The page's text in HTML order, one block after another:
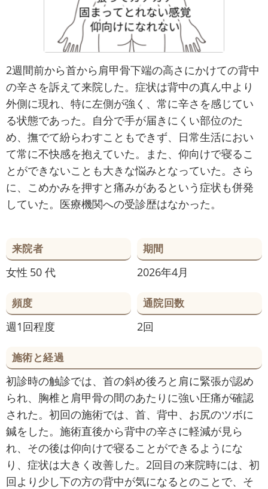
2週間前から首から肩甲骨下端の高さにかけての背中
の辛さを訴えて来院した。症状は背中の真ん中より
外側に現れ、特に左側が強く、常に辛さを感じてい
る状態であった。自分で手が届きにくい部位のた
め、撫でて紛らわすこともできず、日常生活におい
て常に不快感を抱えていた。また、仰向けで寝るこ
とができないことも大きな悩みとなっていた。さら
に、こめかみを押すと痛みがあるという症状も併発
していた。医療機関への受診歴はなかった。
来院者
女性 50 代
期間
2026年4月
頻度
週1回程度
通院回数
2回
施術と経過
初診時の触診では、首の斜め後ろと肩に緊張が認め
られ、胸椎と肩甲骨の間のあたりに強い圧痛が確認
された。初回の施術では、首、背中、お尻のツボに
鍼をした。施術直後から背中の辛さに軽減が見ら
れ、その後は仰向けで寝ることができるようにな
り、症状は大きく改善した。2回目の来院時には、初
回より少し下の方の背中が気になるとのことで、そ